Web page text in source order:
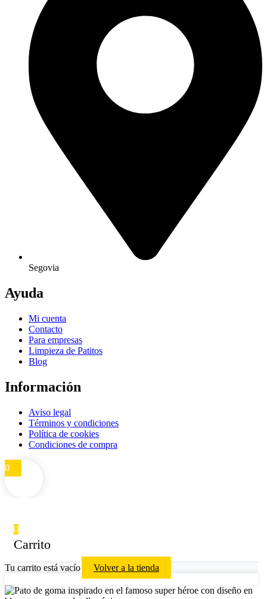
Segovia
Ayuda
Mi cuenta
Contacto
Para empresas
Limpieza de Patitos
Blog
Información
Aviso legal
Términos y condiciones
Política de cookies
Condiciones de compra
0
0
Carrito
Tu carrito está vacío Volver a la tienda